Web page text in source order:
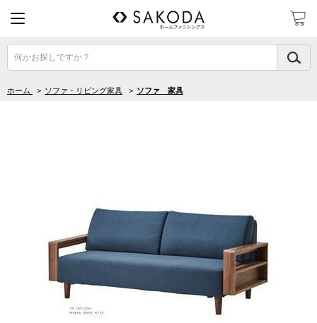
何かお探しですか？
ホーム > ソファ・リビング家具 > ソファ 家具